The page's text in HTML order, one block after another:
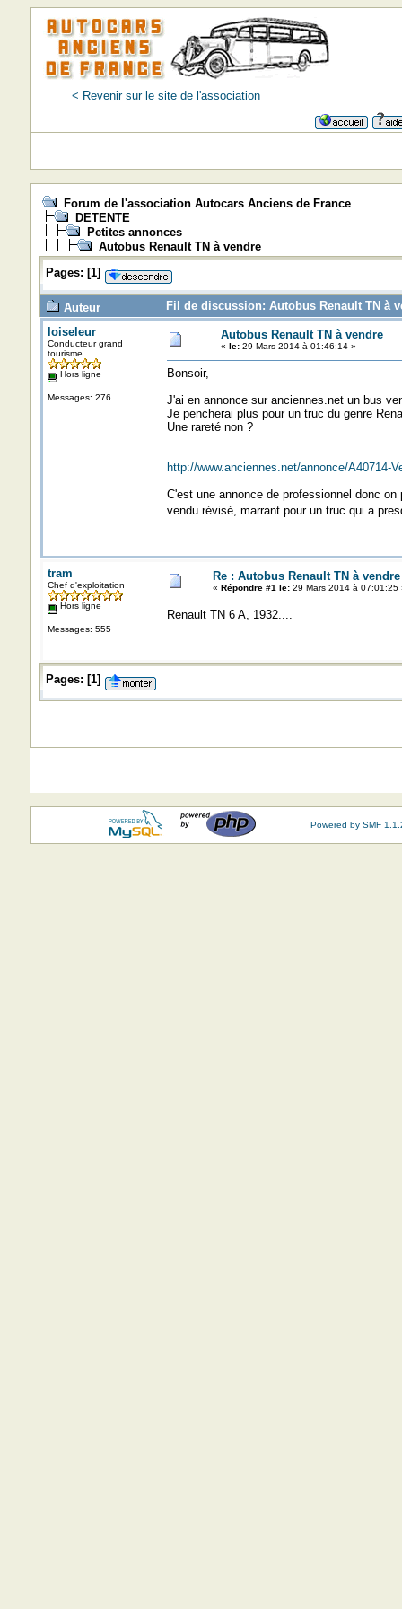
< Revenir sur le site de l'association
Forum de l'association Autocars Anciens de France
DETENTE
Petites annonces
Autobus Renault TN à vendre
Pages: [1]
Auteur
Fil de discussion: Autobus Renault TN à
loiseleur
Conducteur grand
tourisme
Hors ligne
Messages: 276
Autobus Renault TN à vendre
« le:29 Mars 2014 à 01:46:14 »
Bonsoir,
J'ai en annonce sur anciennes.net un bus
Je pencherai plus pour un truc du genre
Une rareté non ?
http://www.anciennes.net/annonce/A40714-
C'est une annonce de professionnel donc
vendu révisé, marrant pour un truc qui a
tram
Chef d'exploitation
Hors ligne
Messages: 555
Re : Autobus Renault TN à vendre
« Répondre #1 le:29 Mars 2014 à 07:01:25
Renault TN 6 A, 1932....
Pages: [1]
Powered by SMF